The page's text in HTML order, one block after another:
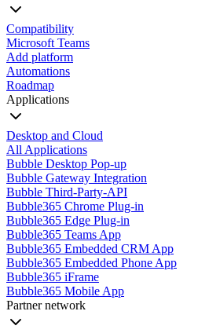
Compatibility
Microsoft Teams
Add platform
Automations
Roadmap
Applications
Desktop and Cloud
All Applications
Bubble Desktop Pop-up
Bubble Gateway Integration
Bubble Third-Party-API
Bubble365 Chrome Plug-in
Bubble365 Edge Plug-in
Bubble365 Teams App
Bubble365 Embedded CRM App
Bubble365 Embedded Phone App
Bubble365 iFrame
Bubble365 Mobile App
Partner network